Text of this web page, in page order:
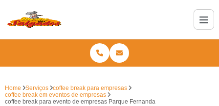
Home Serviços
coffee break para empresas
coffee break em eventos de empresas
coffee break para evento de empresas Parque Fernanda